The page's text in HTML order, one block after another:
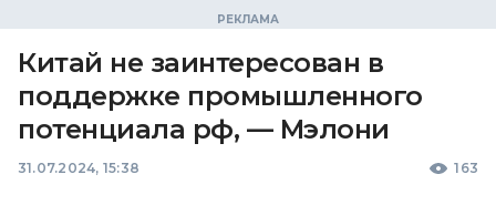
Китай не заинтересован в
поддержке промышленного
потенциала рф, — Мэлони
31.07.2024, 15:38 163